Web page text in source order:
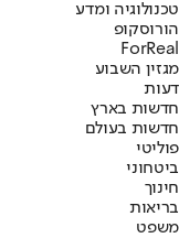
טכנולוגיה ומדע
הורוסקופ
ForReal
מגזין השבוע
דעות
חדשות בארץ
חדשות בעולם
פוליטי
ביטחוני
חינוך
בריאות
משפט